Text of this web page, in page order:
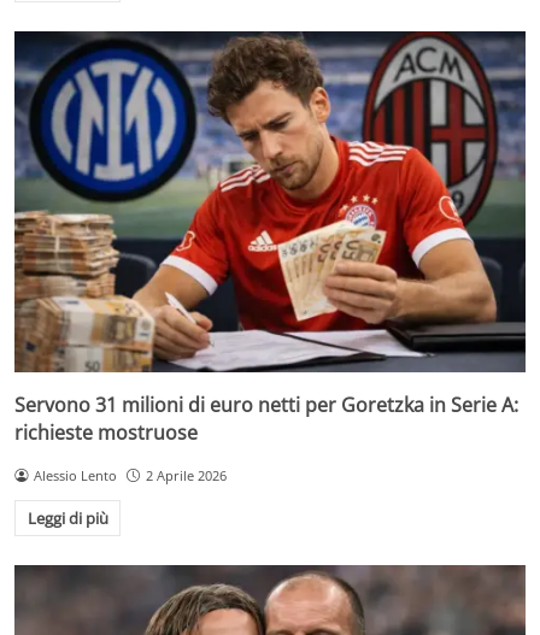
Servono 31 milioni di euro netti per Goretzka in Serie A:
richieste mostruose
Alessio Lento 2 Aprile 2026
Leggi di più